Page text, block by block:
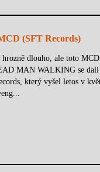
(SFT Records)
dlouho, ale toto
MAN WALKING se
který vyšel letos v